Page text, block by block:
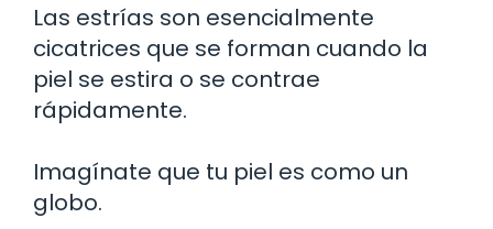
Las estrías son esencialmente
cicatrices que se forman cuando la
piel se estira o se contrae
rápidamente.
Imagínate que tu piel es como un
globo.